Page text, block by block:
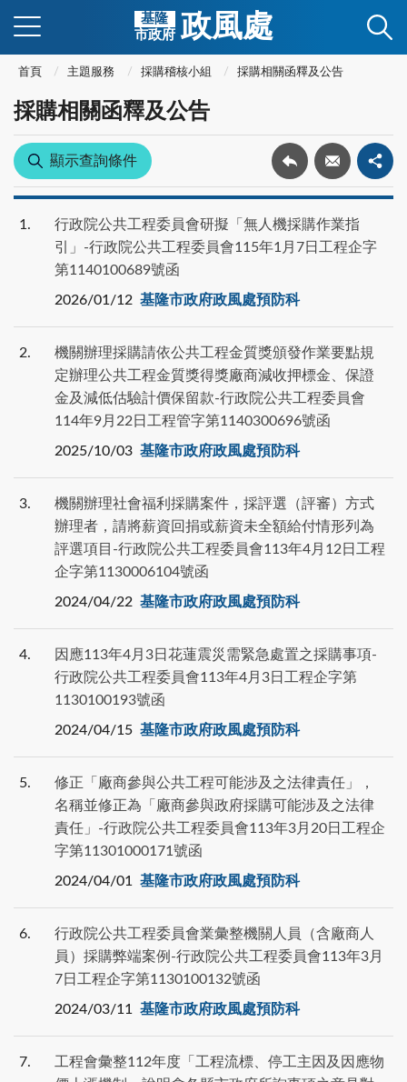
基隆
市政府 政風處
首頁 主題服務 採購稽核小組 採購相關函釋及公告
採購相關函釋及公告
顯示查詢條件
1
行政院公共工程委員會研擬「無人機採購作業指
引」-行政院公共工程委員會115年1月7日工程企字
第1140100689號函
2026/01/12 基隆市政府政風處預防科
2
機關辦理採購請依公共工程金質獎頒發作業要點規
定辦理公共工程金質獎得獎廠商減收押標金、保證
金及減低估驗計價保留款-行政院公共工程委員會
114年9月22日工程管字第1140300696號函
2025/10/03 基隆市政府政風處預防科
3
機關辦理社會福利採購案件，採評選（評審）方式
辦理者，請將薪資回捐或薪資未全額給付情形列為
評選項目-行政院公共工程委員會113年4月12日工程
企字第1130006104號函
2024/04/22 基隆市政府政風處預防科
4
因應113年4月3日花蓮震災需緊急處置之採購事項-
行政院公共工程委員會113年4月3日工程企字第
1130100193號函
2024/04/15 基隆市政府政風處預防科
5
修正「廠商參與公共工程可能涉及之法律責任」，
名稱並修正為「廠商參與政府採購可能涉及之法律
責任」-行政院公共工程委員會113年3月20日工程企
字第11301000171號函
2024/04/01 基隆市政府政風處預防科
6
行政院公共工程委員會業彙整機關人員（含廠商人
員）採購弊端案例-行政院公共工程委員會113年3月
7日工程企字第1130100132號函
2024/03/11 基隆市政府政風處預防科
7
工程會彙整112年度「工程流標、停工主因及因應物